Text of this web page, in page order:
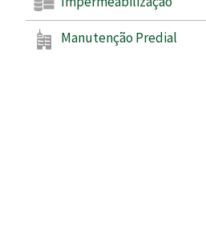
Manutenção Predial